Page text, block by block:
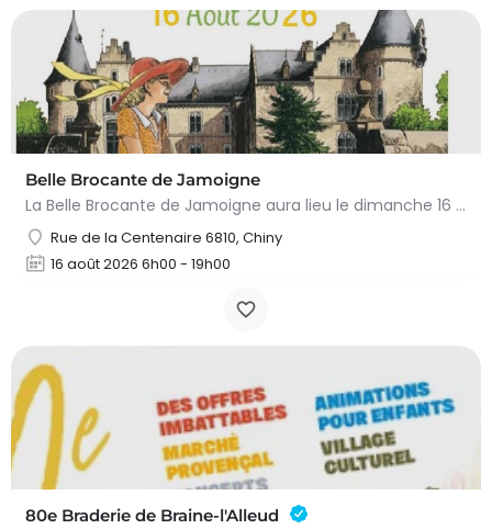
Belle Brocante de Jamoigne
La Belle Brocante de Jamoigne aura lieu le dimanche 16 août 2026 de 6h00 à 18h00, proposant une centaine…
Rue de la Centenaire 6810, Chiny
16 août 2026 6h00 - 19h00
80e Braderie de Braine-l'Alleud